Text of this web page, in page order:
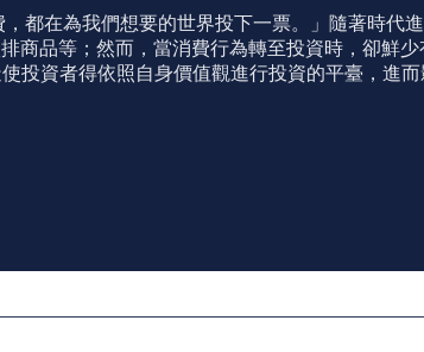
都在為我們想要的世界投下一票。」隨著時
商品等；然而，當消費行為轉至投資時，卻鮮
投資者得依照自身價值觀進行投資的平臺，進